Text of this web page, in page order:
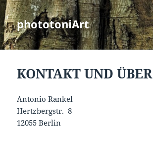
phototoniArt
KONTAKT UND
Antonio Rankel
Hertzbergstr. 8
12055 Berlin